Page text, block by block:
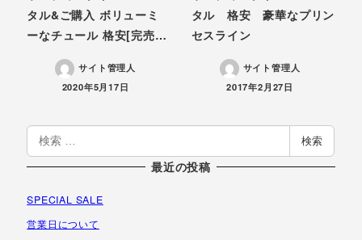
タル&ご購入 ボリューミ
ーなチュール 格安[完売…
サイト管理人
投稿日
2020年5月17日
タル 格安 豪華なプリン
セスライン
サイト管理人
投稿日
2017年2月27日
検
索
検索
最近の投稿
SPECIAL SALE
営業日について